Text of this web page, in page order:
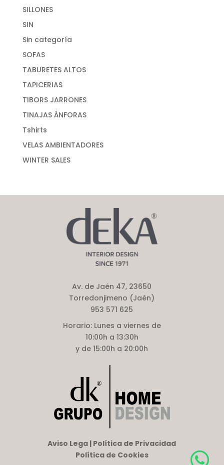
SILLONES
SIN
Sin categoría
SOFAS
TABURETES ALTOS
TAPICERIAS
TIBORS JARRONES
TINAJAS ÁNFORAS
Tshirts
VELAS AMBIENTADORES
WINTER SALES
Av. de Jaén 47, 23650
Torredonjimeno (Jaén)
953 571 625
Horario:Lunes a viernes de
10:00h a 13:30h
y de 15:00h a 20:00h
Aviso Lega | Política de Privacidad
Política de Cookies